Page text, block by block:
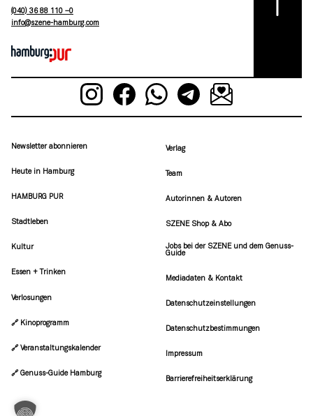
(040) 36 88 110 –0
moc.grubmah-enezs@ofni
Newsletter abonnieren
Heute in Hamburg
HAMBURG PUR
Stadtleben
Kultur
Essen + Trinken
Verlosungen
🔗 Kinoprogramm
🔗 Veranstaltungskalender
🔗 Genuss-Guide Hamburg
Verlag
Team
Autorinnen & Autoren
SZENE Shop & Abo
Jobs bei der SZENE und dem Genuss-
Guide
Mediadaten & Kontakt
Datenschutzeinstellungen
Datenschutzbestimmungen
Impressum
Barrierefreiheitserklärung